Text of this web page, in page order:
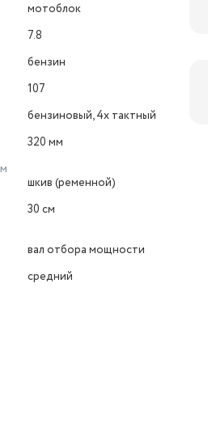
мотоблок
7.8
бензин
107
бензиновый, 4х тактный
320 мм
шкив (ременной)
30 см
вал отбора мощности
средний